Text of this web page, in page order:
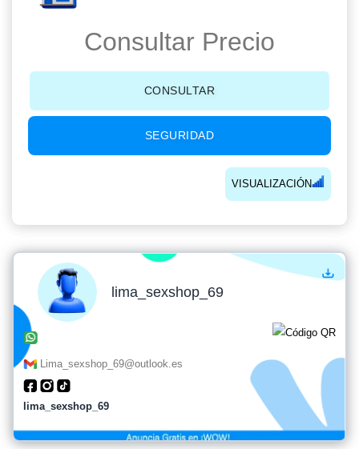
Consultar Precio
CONSULTAR
SEGURIDAD
VISUALIZACIÓN
lima_sexshop_69
Lima_sexshop_69@outlook.es
lima_sexshop_69